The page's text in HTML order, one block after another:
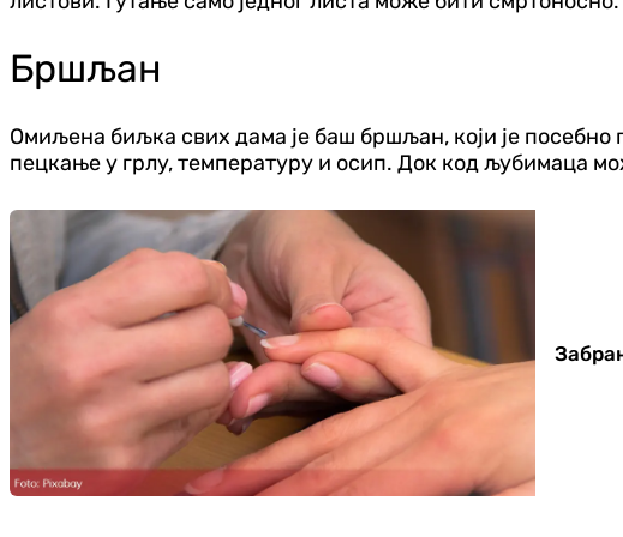
Бршљан
Омиљена биљка свих дама је баш бршљан, који је
пецкање у грлу, температуру и осип. Док код љубимаца